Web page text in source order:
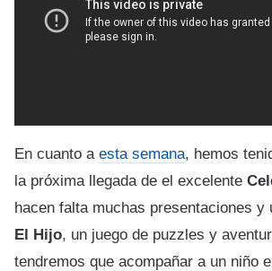
En cuanto a esta semana, hemos
la próxima llegada de el excelente
hacen falta muchas presentaciones y
El Hijo, un juego de puzzles y
tendremos que acompañar a un niño